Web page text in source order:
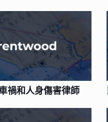
禍和人身傷害律師